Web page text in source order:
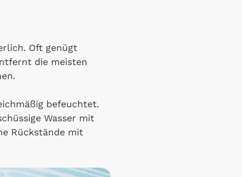
Oft genügt
die meisten
befeuchtet.
Wasser mit
Rückstände mit